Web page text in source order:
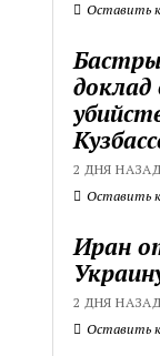
Оставить
доклад
2 ДНЯ НАЗАД
Оставить
Иран
2 ДНЯ НАЗАД
Оставить